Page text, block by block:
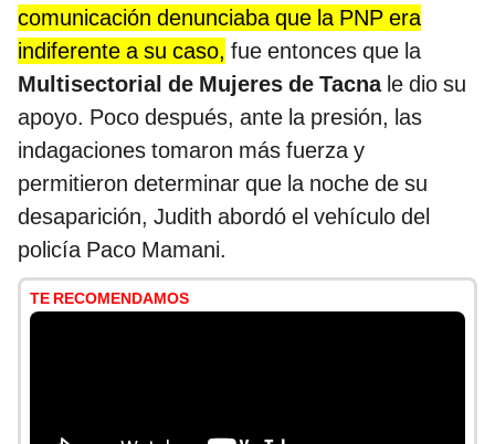
comunicación denunciaba que la PNP era
indiferente a su caso, fue entonces que la
Multisectorial de Mujeres de Tacna le dio su
apoyo. Poco después, ante la presión, las
indagaciones tomaron más fuerza y
permitieron determinar que la noche de su
desaparición, Judith abordó el vehículo del
policía Paco Mamani.
TE RECOMENDAMOS